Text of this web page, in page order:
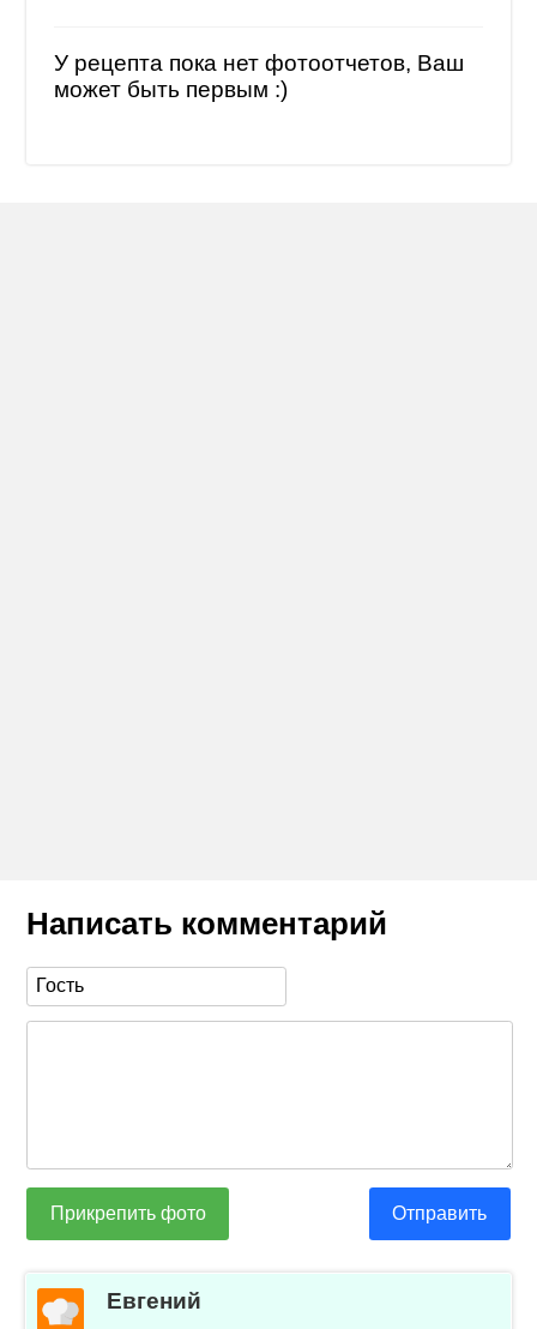
У рецепта пока нет фотоотчетов, Ваш
может быть первым :)
Написать комментарий
Прикрепить фото Отправить
Евгений